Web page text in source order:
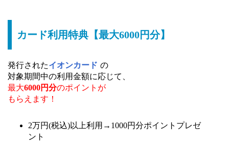
カード利用特典【最大6000円分】
発行されたイオンカード の
対象期間中の利用金額に応じて、
最大6000円分のポイントが
もらえます！
2万円(税込)以上利用→1000円分ポイントプレゼ
ント